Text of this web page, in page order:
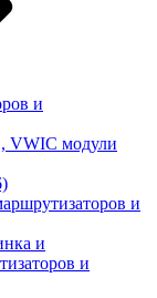
и
VWIC модули
и
и
и